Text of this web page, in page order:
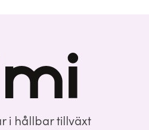
i hållbar tillväxt